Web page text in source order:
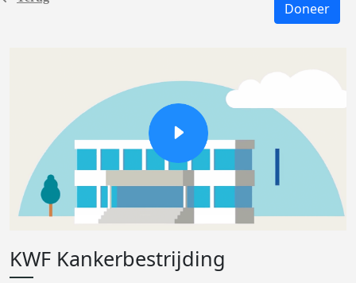
Doneer
KWF Kankerbestrijding